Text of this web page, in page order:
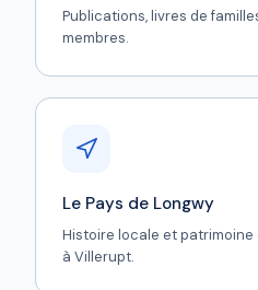
Publications, livres de
membres.
Le Pays de Longwy
Histoire locale et
à Villerupt.